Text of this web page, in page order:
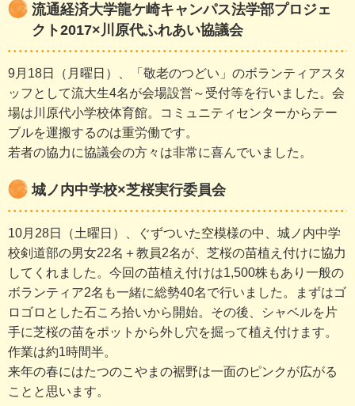
流通経済大学龍ケ崎キャンパス法学部プロジェ
クト2017×川原代ふれあい協議会
9月18日（月曜日）、「敬老のつどい」のボランティアスタ
ッフとして流大生4名が会場設営～受付等を行いました。会
場は川原代小学校体育館。コミュニティセンターからテー
ブルを運搬するのは重労働です。
若者の協力に協議会の方々は非常に喜んでいました。
城ノ内中学校×芝桜実行委員会
10月28日（土曜日）、ぐずついた空模様の中、城ノ内中学
校剣道部の男女22名＋教員2名が、芝桜の苗植え付けに協力
してくれました。今回の苗植え付けは1,500株もあり一般の
ボランティア2名も一緒に総勢40名で行いました。まずはゴ
ロゴロとした石ころ拾いから開始。その後、シャベルを片
手に芝桜の苗をポットから外し穴を掘って植え付けます。
作業は約1時間半。
来年の春にはたつのこやまの裾野は一面のピンクが広がる
ことと思います。